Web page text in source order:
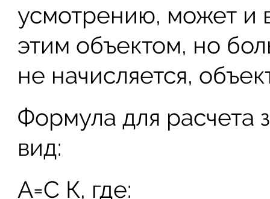
усмотрению, может и
этим объектом, но
не начисляется,
Формула для расчета
вид:
А=С К, где: